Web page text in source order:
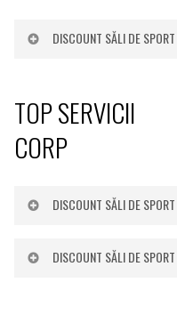
DISCOUNT SĂLI DE
AI + Consultație
medicale
TOP SERVICII
CORP
DISCOUNT SĂLI DE
Terapii LASER
DISCOUNT SĂLI DE